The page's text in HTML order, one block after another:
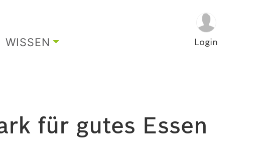
Login
WISSEN
für gutes Essen